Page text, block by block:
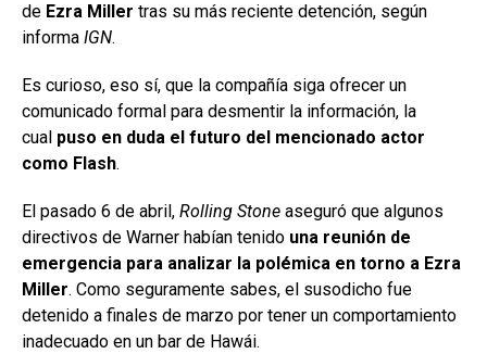
de Ezra Miller tras su más reciente detención, según
informa IGN.
Es curioso, eso sí, que la compañía siga ofrecer un
comunicado formal para desmentir la información, la
cual puso en duda el futuro del mencionado actor
como Flash.
El pasado 6 de abril, Rolling Stone aseguró que algunos
directivos de Warner habían tenido una reunión de
emergencia para analizar la polémica en torno a Ezra
Miller. Como seguramente sabes, el susodicho fue
detenido a finales de marzo por tener un comportamiento
inadecuado en un bar de Hawái.